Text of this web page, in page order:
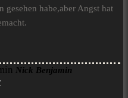
gesehen habe,aber Angst hat
Nick Benjamin